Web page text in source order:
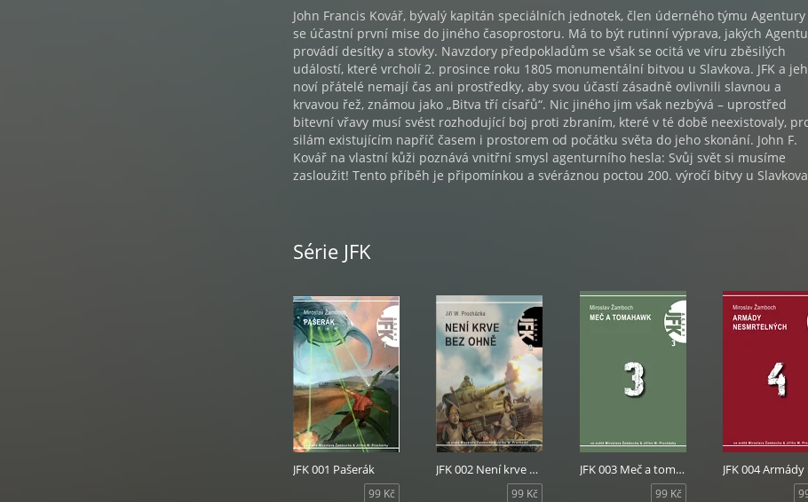
John Francis Kovář, bývalý kapitán speciálních jednotek, člen úderného týmu Agentury
se účastní první mise do jiného časoprostoru. Má to být rutinní výprava, jakých
provádí desítky a stovky. Navzdory předpokladům se však se ocitá ve víru zběsilých
událostí, které vrcholí 2. prosince roku 1805 monumentální bitvou u Slavkova. JFK a
noví přátelé nemají čas ani prostředky, aby svou účastí zásadně ovlivnili slavnou a
krvavou řež, známou jako „Bitva tří císařů“. Nic jiného jim však nezbývá – uprostřed
bitevní vřavy musí svést rozhodující boj proti zbraním, které v té době neexistovaly,
silám existujícím napříč časem i prostorem od počátku světa do jeho skonání. John F.
Kovář na vlastní kůži poznává vnitřní smysl agenturního hesla: Svůj svět si musíme
zasloužit! Tento příběh je připomínkou a svéráznou poctou 200. výročí bitvy u
Série JFK
JFK 001 Pašerák
99 Kč
JFK 002 Není krve bez ohně
99 Kč
JFK 003 Meč a tomahavk
99 Kč